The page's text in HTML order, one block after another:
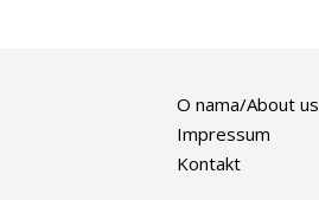
O nama/About us
Impressum
Kontakt